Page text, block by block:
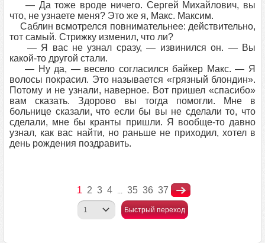
— Да тоже вроде ничего. Сергей Михайлович, вы
что, не узнаете меня? Это же я, Макс. Максим.
Саблин всмотрелся повнимательнее: действительно,
тот самый. Стрижку изменил, что ли?
— Я вас не узнал сразу, — извинился он. — Вы
какой-то другой стали.
— Ну да, — весело согласился байкер Макс. — Я
волосы покрасил. Это называется «грязный блондин».
Потому и не узнали, наверное. Вот пришел «спасибо»
вам сказать. Здорово вы тогда помогли. Мне в
больнице сказали, что если бы вы не сделали то, что
сделали, мне бы кранты пришли. Я вообще-то давно
узнал, как вас найти, но раньше не приходил, хотел в
день рождения поздравить.
1 2 3 4 ... 35 36 37
Быстрый переход